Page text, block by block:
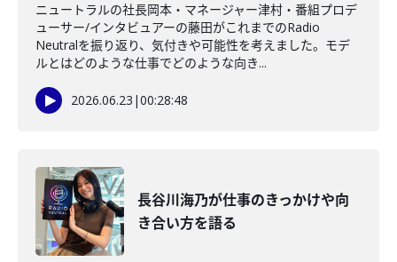
ニュートラルの社長岡本・マネージャー津村・番組プロデ
ューサー/インタビュアーの藤田がこれまでのRadio
Neutralを振り返り、気付きや可能性を考えました。モデ
ルとはどのような仕事でどのような向き...
2026.06.23 |00:28:48
長谷川海乃が仕事のきっかけや向
き合い方を語る